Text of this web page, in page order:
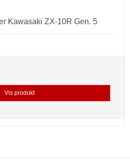
Kawasaki ZX-10R Gen. 5
Vis produkt